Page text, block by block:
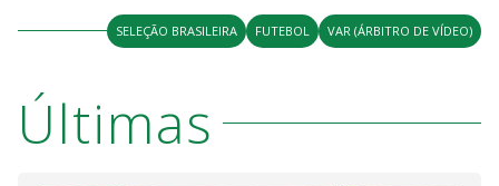
SELEÇÃO BRASILEIRA FUTEBOL VAR (ÁRBITRO DE VÍDEO)
Últimas